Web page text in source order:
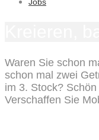
Waren Sie schon
schon mal zwei
im 3. Stock?
Verschaffen Sie